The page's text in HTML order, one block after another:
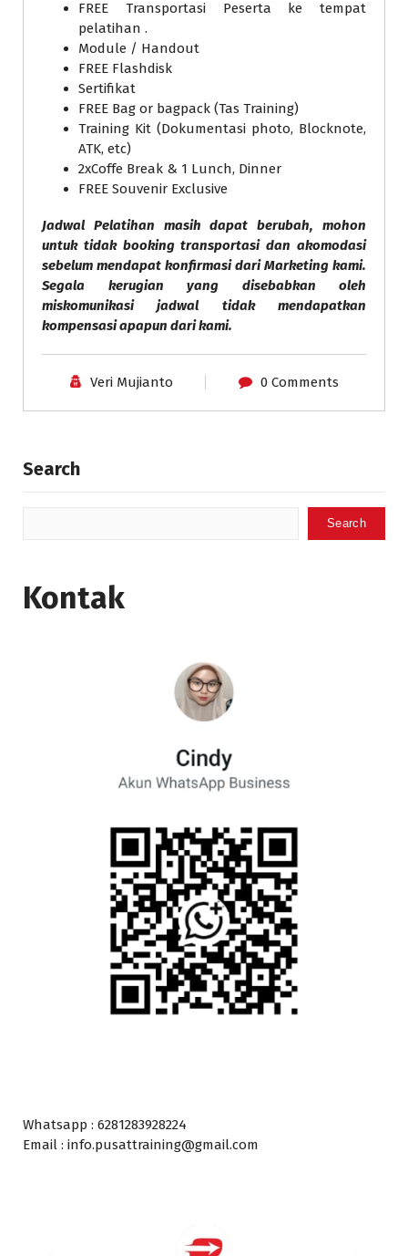
FREE Transportasi Peserta ke tempat
pelatihan .
Module / Handout
FREE Flashdisk
Sertifikat
FREE Bag or bagpack (Tas Training)
Training Kit (Dokumentasi photo, Blocknote,
ATK, etc)
2xCoffe Break & 1 Lunch, Dinner
FREE Souvenir Exclusive
Jadwal Pelatihan masih dapat berubah, mohon
untuk tidak booking transportasi dan akomodasi
sebelum mendapat konfirmasi dari Marketing kami.
Segala kerugian yang disebabkan oleh
miskomunikasi jadwal tidak mendapatkan
kompensasi apapun dari kami.
Veri Mujianto 0 Comments
Search
Search
Kontak
Whatsapp : 6281283928224
Email : info.pusattraining@gmail.com